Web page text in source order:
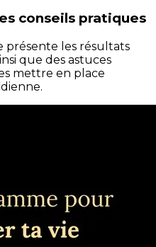
conseils pratiques
présente les résultats
que des astuces
mettre en place